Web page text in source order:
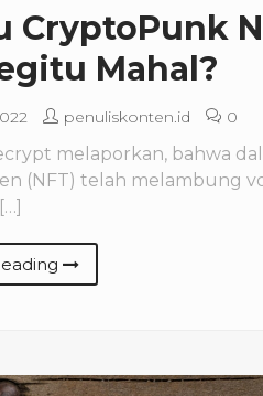
CryptoPunk
Mahal?
penuliskonten.id 0
melaporkan, bahwa
(NFT) telah melambung